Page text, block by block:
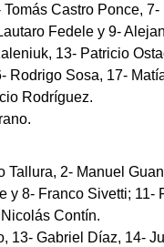
Castro Ponce,
Fedele y 9-
13- Patricio
Rodrigo Sosa, 17-
Rodríguez.
Tallura, 2- Manuel
y 8- Franco Sivetti; 11-
Contín.
13- Gabriel Díaz, 14-